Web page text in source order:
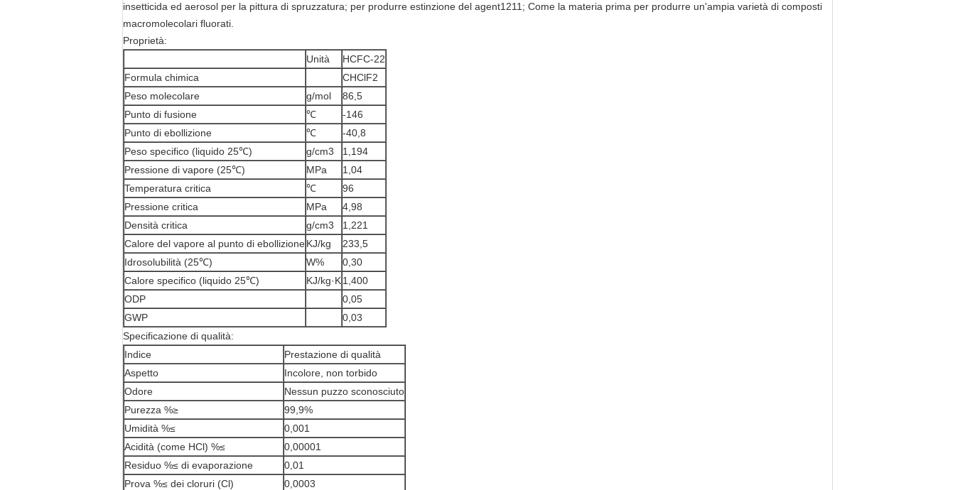
insetticida ed aerosol per la pittura di spruzzatura; per produrre estinzione del agent1211; Come la materia prima per produrre un'ampia varietà di composti
macromolecolari fluorati.
Proprietà:
Unità
HCFC-22
Formula chimica
CHClF2
Peso molecolare
g/mol
86,5
Punto di fusione
℃
-146
Punto di ebollizione
℃
-40,8
Peso specifico (liquido 25℃)
g/cm3
1,194
Pressione di vapore (25℃)
MPa
1,04
Temperatura critica
℃
96
Pressione critica
MPa
4,98
Densità critica
g/cm3
1,221
Calore del vapore al punto di ebollizioneKJ/kg
233,5
Idrosolubilità (25℃)
W%
0,30
Calore specifico (liquido 25℃)
KJ/kg·K1,400
ODP
0,05
GWP
0,03
Specificazione di qualità:
Indice
Prestazione di qualità
Aspetto
Incolore, non torbido
Odore
Nessun puzzo sconosciuto
Purezza %≥
99,9%
Umidità %≤
0,001
Acidità (come HCl) %≤
0,00001
Residuo %≤ di evaporazione
0,01
Prova %≤ dei cloruri (Cl)
0,0003